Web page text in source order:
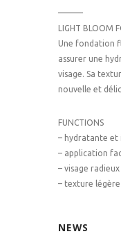
———
LIGHT BLOOM
Une fondation
assurer une
visage. Sa
nouvelle et
FUNCTIONS
– hydratante et
– application
– visage
– texture légère
NEWS